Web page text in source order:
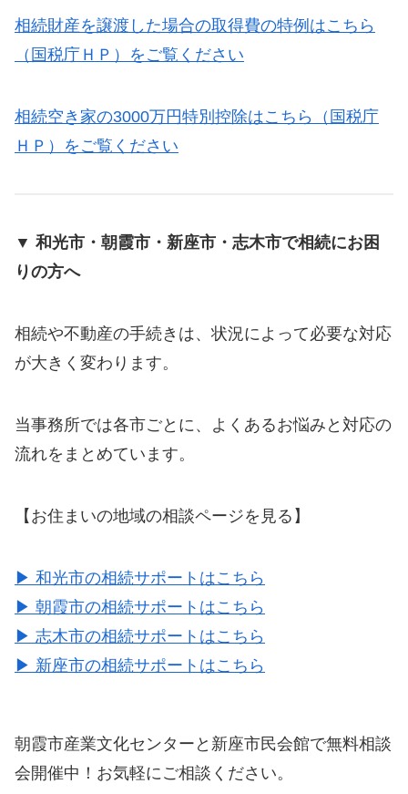
相続財産を譲渡した場合の取得費の特例はこちら
（国税庁ＨＰ）をご覧ください
相続空き家の3000万円特別控除はこちら（国税庁
ＨＰ）をご覧ください
▼ 和光市・朝霞市・新座市・志木市で相続にお困
りの方へ
相続や不動産の手続きは、状況によって必要な対応
が大きく変わります。
当事務所では各市ごとに、よくあるお悩みと対応の
流れをまとめています。
【お住まいの地域の相談ページを見る】
▶ 和光市の相続サポートはこちら
▶ 朝霞市の相続サポートはこちら
▶ 志木市の相続サポートはこちら
▶ 新座市の相続サポートはこちら
朝霞市産業文化センターと新座市民会館で無料相談
会開催中！お気軽にご相談ください。